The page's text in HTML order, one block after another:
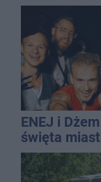
ENEJ i
święta